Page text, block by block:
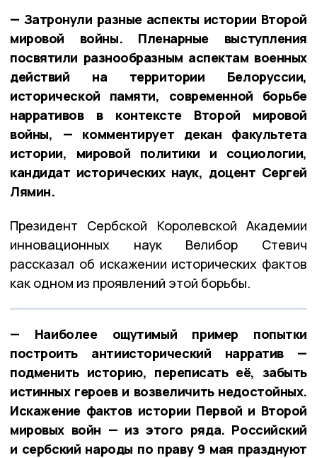
— Затронули разные аспекты истории Второй
мировой войны. Пленарные выступления
посвятили разнообразным аспектам военных
действий на территории Белоруссии,
исторической памяти, современной борьбе
нарративов в контексте Второй мировой
войны, — комментирует декан факультета
истории, мировой политики и социологии,
кандидат исторических наук, доцент Сергей
Лямин.
Президент Сербской Королевской Академии
инновационных наук Велибор Стевич
рассказал об искажении исторических фактов
как одном из проявлений этой борьбы.
— Наиболее ощутимый пример попытки
построить антиисторический нарратив —
подменить историю, переписать её, забыть
истинных героев и возвеличить недостойных.
Искажение фактов истории Первой и Второй
мировых войн — из этого ряда. Российский
и сербский народы по праву 9 мая празднуют